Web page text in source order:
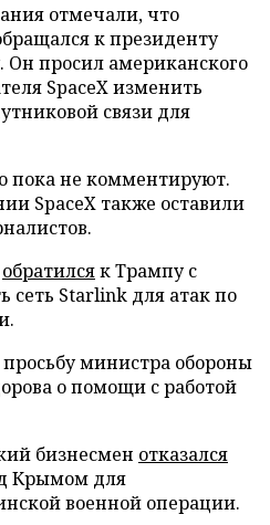
отмечали, что
к президенту
просил американского
SpaceX изменить
связи для
пока не комментируют.
SpaceX также оставили
обратилсяк Трампу с
сеть Starlink для атак по
министра обороны
о помощи с работой
бизнесмен отказался
Крымом для
военной операции.